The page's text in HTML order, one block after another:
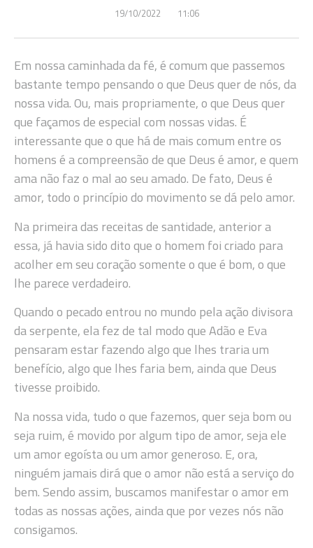
19/10/2022 11:06
Em nossa caminhada da fé, é comum que passemos
bastante tempo pensando o que Deus quer de nós, da
nossa vida. Ou, mais propriamente, o que Deus quer
que façamos de especial com nossas vidas. É
interessante que o que há de mais comum entre os
homens é a compreensão de que Deus é amor, e quem
ama não faz o mal ao seu amado. De fato, Deus é
amor, todo o princípio do movimento se dá pelo amor.
Na primeira das receitas de santidade, anterior a
essa, já havia sido dito que o homem foi criado para
acolher em seu coração somente o que é bom, o que
lhe parece verdadeiro.
Quando o pecado entrou no mundo pela ação divisora
da serpente, ela fez de tal modo que Adão e Eva
pensaram estar fazendo algo que lhes traria um
benefício, algo que lhes faria bem, ainda que Deus
tivesse proibido.
Na nossa vida, tudo o que fazemos, quer seja bom ou
seja ruim, é movido por algum tipo de amor, seja ele
um amor egoísta ou um amor generoso. E, ora,
ninguém jamais dirá que o amor não está a serviço do
bem. Sendo assim, buscamos manifestar o amor em
todas as nossas ações, ainda que por vezes nós não
consigamos.